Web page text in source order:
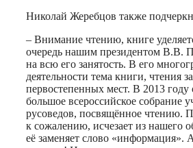
Николай Жеребцов также
– Внимание чтению, книге
очередь нашим президентом В.В.
на всю его занятость. В его
деятельности тема книги, чтения
первостепенных мест. В 2013 году
большое всероссийское собрание
русоведов, посвящённое чтению.
к сожалению, исчезает из нашего
её заменяет слово «информация».